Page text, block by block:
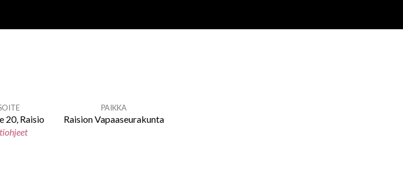
20, Raisio
PAIKKA
Raision Vapaaseurakunta